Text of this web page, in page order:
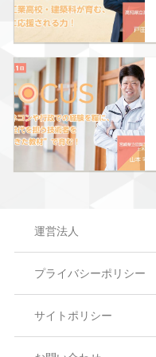
運営法人
プライバシーポリシー
サイトポリシー